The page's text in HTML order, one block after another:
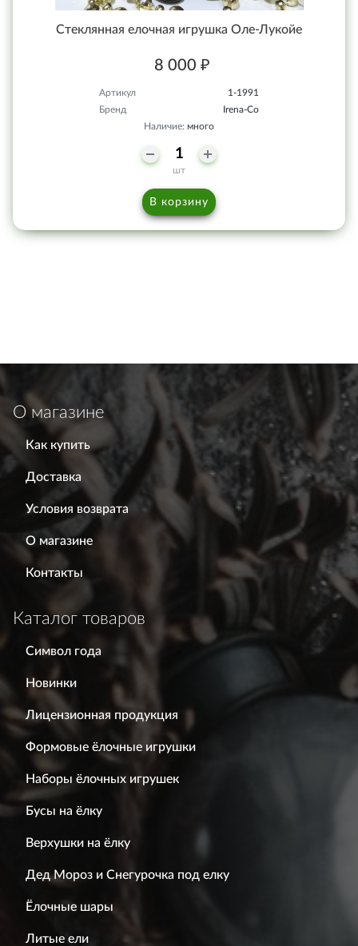
Стеклянная елочная игрушка Оле-Лукойе
8 000 ₽
Артикул
1-1991
Бренд
Irena-Co
Наличие: много
шт
В корзину
О магазине
Как купить
Доставка
Условия возврата
О магазине
Контакты
Каталог товаров
Символ года
Новинки
Лицензионная продукция
Формовые ёлочные игрушки
Наборы ёлочных игрушек
Бусы на ёлку
Верхушки на ёлку
Дед Мороз и Снегурочка под елку
Ёлочные шары
Литые ели